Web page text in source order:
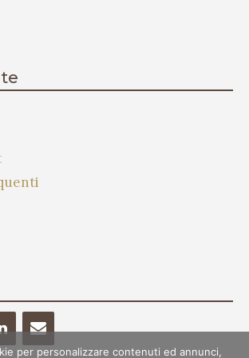
per personalizzare contenuti ed annunci,